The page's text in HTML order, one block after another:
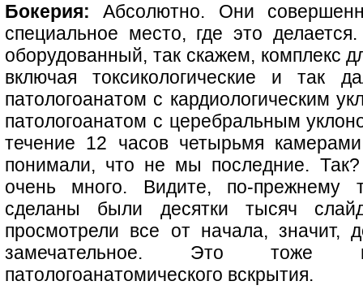
Бокерия: Абсолютно. Они
специальное место, где это
оборудованный, так скажем, комплекс
включая токсикологические и
патологоанатом с кардиологическим
патологоанатом с церебральным
течение 12 часов четырьмя
понимали, что не мы последние.
очень много. Видите, по-прежнему
сделаны были десятки тысяч
просмотрели все от начала, значит,
замечательное. Это тоже
патологоанатомического вскрытия.